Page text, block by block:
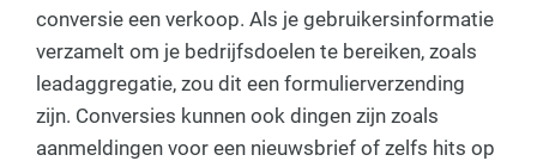
conversie een verkoop. Als je gebruikersinformatie
verzamelt om je bedrijfsdoelen te bereiken, zoals
leadaggregatie, zou dit een formulierverzending
zijn. Conversies kunnen ook dingen zijn zoals
aanmeldingen voor een nieuwsbrief of zelfs hits op